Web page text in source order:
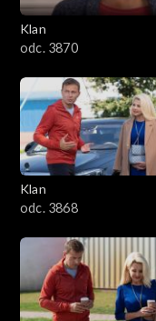
Klan
odc. 3870
Klan
odc. 3868